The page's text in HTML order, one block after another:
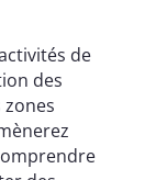
de
des